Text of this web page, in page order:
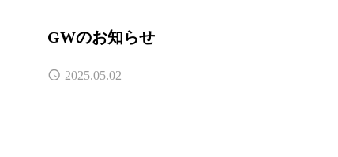
GWのお知らせ
2025.05.02